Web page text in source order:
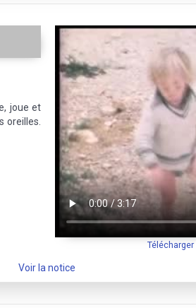
joue et
oreilles.
Voir la notice